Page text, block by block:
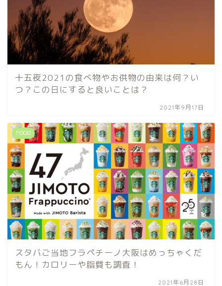
十五夜2021の食べ物やお供物の由来は何？い
つ？この日にすると良いことは？
2021年9月17日
FOOD
スタバご当地フラペチーノ大阪はめっちゃくだ
もん！カロリーや脂質も調査！
2021年6月28日